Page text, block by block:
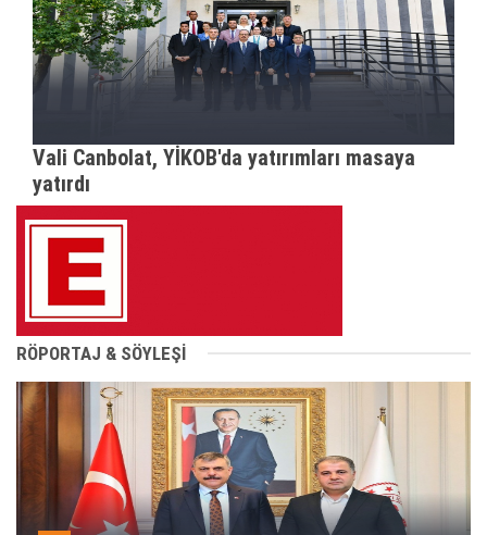
Vali Canbolat, YİKOB'da yatırımları masaya
yatırdı
RÖPORTAJ & SÖYLEŞİ